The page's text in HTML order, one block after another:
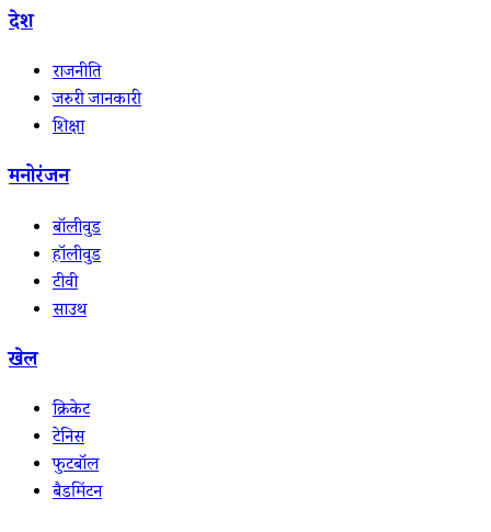
देश
राजनीति
जरुरी जानकारी
शिक्षा
मनोरंजन
बॉलीवुड
हॉलीवुड
टीवी
साउथ
खेल
क्रिकेट
टेनिस
फुटबॉल
बैडमिंटन